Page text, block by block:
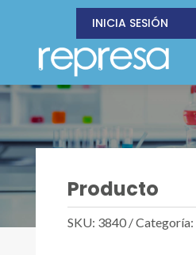
INICIA SESIÓN
Producto
SKU: 3840 Categoría: